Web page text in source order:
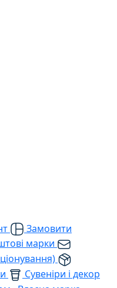
Замовити
марки
Сувеніри і декор